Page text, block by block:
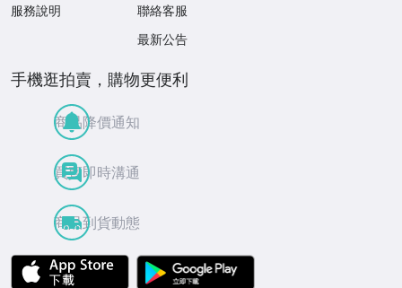
服務說明
聯絡客服
最新公告
手機逛拍賣，購物更便利
商品降價通知
買賣即時溝通
商品到貨動態
APP Store